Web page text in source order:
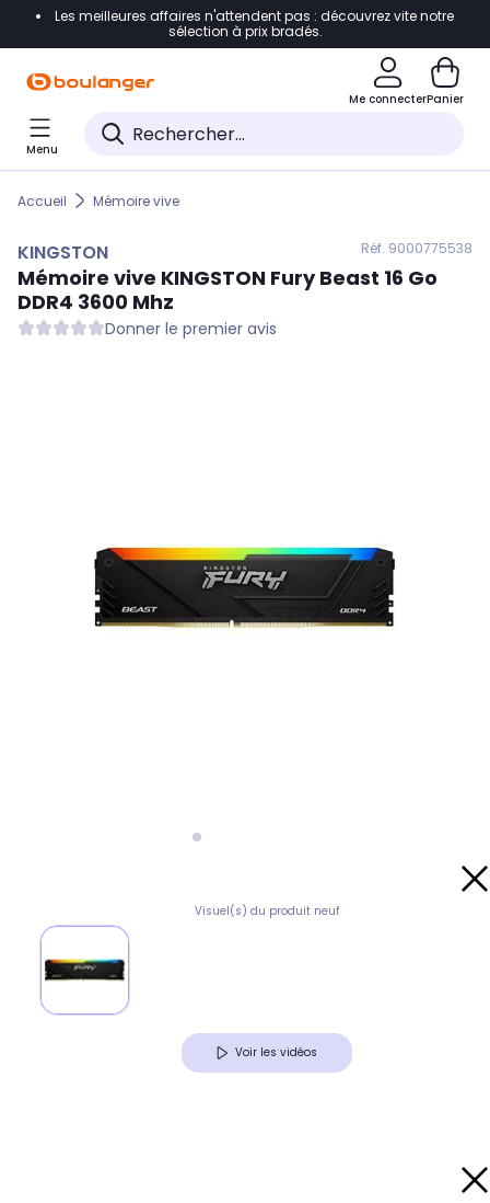
Accéder directement à la navigation
Accéder directement au pied de page
Accéder directement au chatbot
Les meilleures affaires n'attendent pas : découvrez vite notre
sélection à prix bradés.
Me connecterPanier
Menu
Accueil Mémoire vive
KINGSTON Réf. 9000775538
Mémoire vive KINGSTON Fury Beast 16 Go
DDR4 3600 Mhz
Donner le premier avis
Visuel(s) du produit neuf
Voir les vidéos